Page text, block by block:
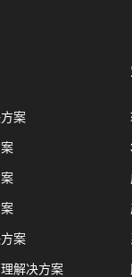
案
案
解决方案